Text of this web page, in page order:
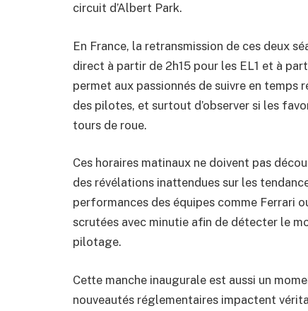
circuit d’Albert Park.
En France, la retransmission de ces deux
direct à partir de 2h15 pour les EL1 et à
permet aux passionnés de suivre en
des pilotes, et surtout d’observer si les
tours de roue.
Ces horaires matinaux ne doivent pas
des révélations inattendues sur les
performances des équipes comme Ferrari
scrutées avec minutie afin de détecter le
pilotage.
Cette manche inaugurale est aussi un
nouveautés réglementaires impactent